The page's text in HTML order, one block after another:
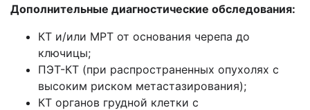
Дополнительные диагностические обследования:
КТ и/или МРТ от основания черепа до
ключицы;
ПЭТ-КТ (при распространенных опухолях с
высоким риском метастазирования);
КТ органов грудной клетки с